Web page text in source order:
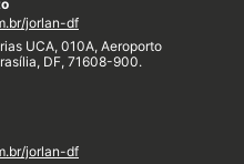
jorlan-df
UCA, 010A, Aeroporto
DF, 71608-900.
jorlan-df